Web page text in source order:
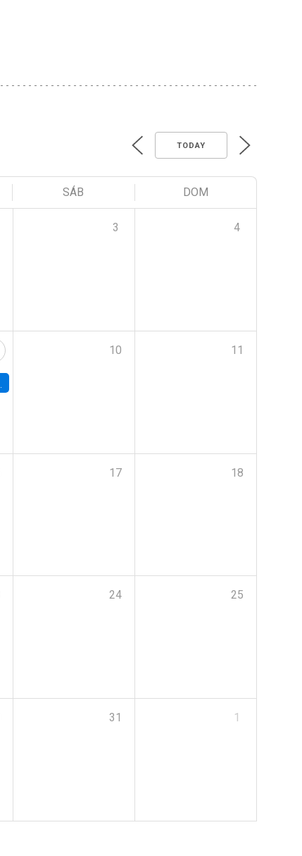
TODAY
SÁB DOM
3 4
10 11
17 18
24 25
31 1